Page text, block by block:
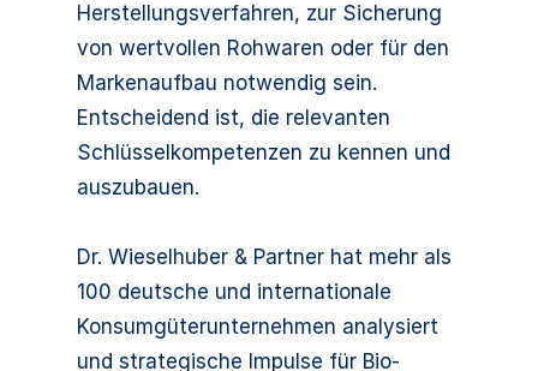
Herstellungsverfahren, zur Sicherung
von wertvollen Rohwaren oder für den
Markenaufbau notwendig sein.
Entscheidend ist, die relevanten
Schlüsselkompetenzen zu kennen und
auszubauen.
Dr. Wieselhuber & Partner hat mehr als
100 deutsche und internationale
Konsumgüterunternehmen analysiert
und strategische Impulse für Bio-